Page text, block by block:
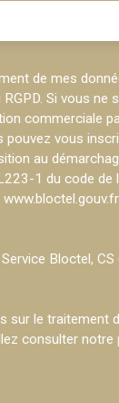
de mes
Si vous ne
commerciale
pouvez vous
au
1 du code de
Bloctel,
sur le traitement
consulter notre